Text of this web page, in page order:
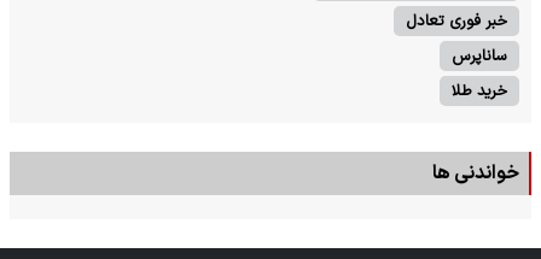
خبر فوری تعادل
ساناپرس
خرید طلا
خواندنی ها